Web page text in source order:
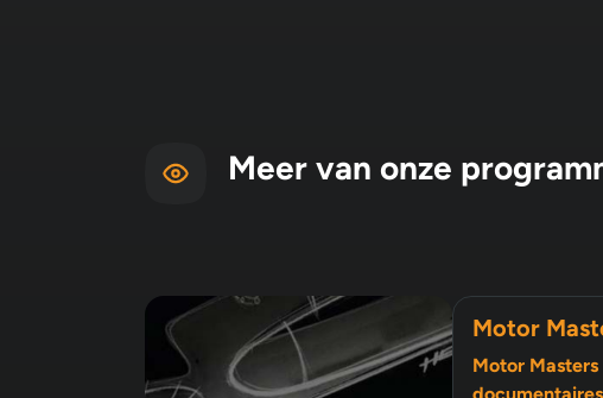
Meer van onze
Motor
Motor Masters